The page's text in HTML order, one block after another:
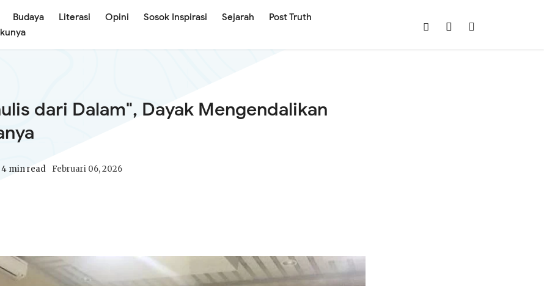
Budaya Literasi Opini Sosok Inspirasi Sejarah
Post Truth
dari Dalam", Dayak Mengendalikan
4 min read Februari 06, 2026